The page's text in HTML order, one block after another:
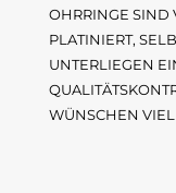
OHRRINGE SIND
PLATINIERT,
UNTERLIEGEN
WÜNSCHEN